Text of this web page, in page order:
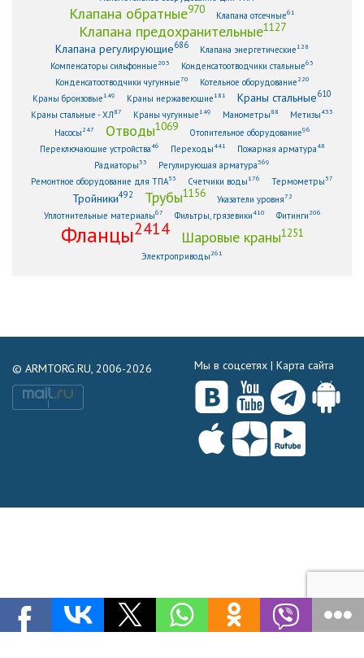
Клапана обратные970 Клапана отсечные61
Клапана предохранительные1127
Клапана регулирующие686 Клапана энергетические128
Компенсаторы сильфонные203 Конденсатоотводчики стальные63
Конденсатоотводчики чугунные70 Котельное оборудование220
Краны бронзовые149 Краны нержавеющие181 Краны стальные610
Краны стальные - ХЛ87 Краны чугунные149 Манометры88 Метизы433
Насосы247 Отводы1069 Отопительное оборудование96
Переключающие устройства46 Переходы441 Пожарная арматура48
Радиаторы33 Регулирующая арматура369
Ремонтное оборудование для ТПА53 Счетчики воды176 Термометры 57
Тройники492 Трубы1156 Указатели уровня72
Уплотнительные материалы67 Фильтры, грязевики410 Фитинги206
Фланцы2414 Шаровые краны1251
Электроприводы261
© ARMTORG.RU, 2006-2026 Мы в соцсетях | Карта сайта